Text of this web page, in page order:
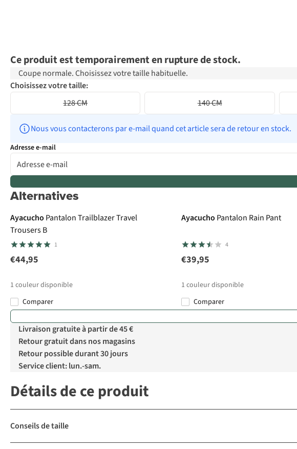
Ce produit est temporairement en rupture de stock.
Coupe normale. Choisissez votre taille habituelle.
Choisissez votre taille:
128 CM
140 CM
Nous vous contacterons par e-mail quand cet article sera de retour en stock.
Adresse e-mail
Alternatives
Ayacucho Pantalon Trailblazer Travel
Trousers B
1
€44,95
1 couleur disponible
Comparer
Ayacucho Pantalon Rain Pant
4
€39,95
1 couleur disponible
Comparer
Livraison gratuite à partir de 45 €
Retour gratuit dans nos magasins
Retour possible durant 30 jours
Service client: lun.-sam.
Détails de ce produit
Conseils de taille